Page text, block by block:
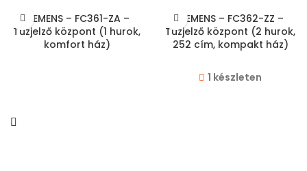
SIEMENS – FC361-ZA –
Tűzjelző központ (1 hurok,
komfort ház)
SIEMENS – FC362-ZZ –
Tűzjelző központ (2 hurok,
252 cím, kompakt ház)
1 készleten